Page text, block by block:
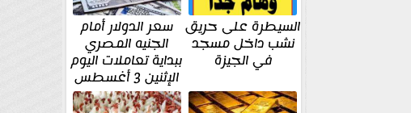
السيطرة على حريق
نشب داخل مسجد
في الجيزة
سعر الدولار أمام
الجنيه المصري
ببداية تعاملات اليوم
الإثنين 3 أغسطس